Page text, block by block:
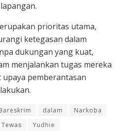
prioritas utama,
ketegasan dalam
dukungan yang kuat,
menjalankan tugas mereka
pemberantasan
dalam
Narkoba
Tewas Yudhie